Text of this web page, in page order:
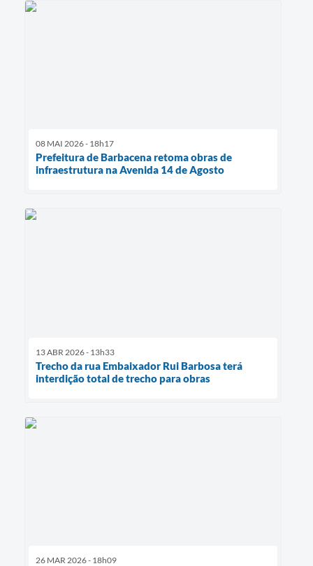
08 MAI 2026 - 18h17
Prefeitura de Barbacena retoma obras de
infraestrutura na Avenida 14 de Agosto
13 ABR 2026 - 13h33
Trecho da rua Embaixador Rui Barbosa terá
interdição total de trecho para obras
26 MAR 2026 - 18h09